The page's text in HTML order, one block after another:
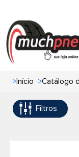
Início
Pneus
>Início >Catálogo
Filtros